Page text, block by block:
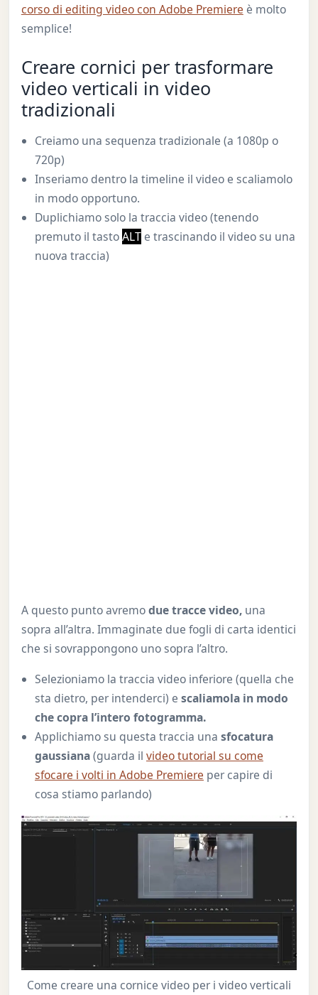
corso di editing video con Adobe Premiere è molto
semplice!
Creare cornici per trasformare
video verticali in video
tradizionali
Creiamo una sequenza tradizionale (a 1080p o
720p)
Inseriamo dentro la timeline il video e scaliamolo
in modo opportuno.
Duplichiamo solo la traccia video (tenendo
premuto il tastoALTe trascinando il video su una
nuova traccia)
A questo punto avremodue tracce video,una
sopra all’altra. Immaginate due fogli di carta identici
che si sovrappongono uno sopra l’altro.
Selezioniamo la traccia video inferiore (quella che
sta dietro, per intenderci) e scaliamola in modo
che copra l’intero fotogramma.
Applichiamo su questa traccia una sfocatura
gaussiana(guarda il video tutorial su come
sfocare i volti in Adobe Premiere per capire di
cosa stiamo parlando)
Come creare una cornice video per i video verticali